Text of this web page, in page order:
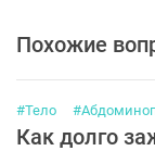
Похожие
#Тело
Как долго